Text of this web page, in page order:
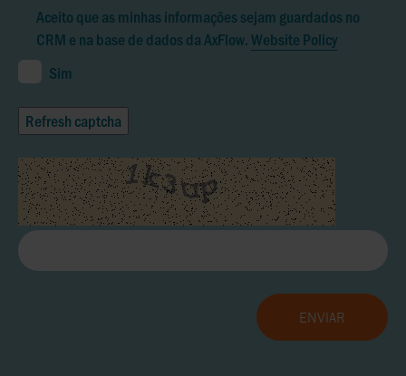
Aceito que as minhas informações sejam guardados no
CRM e na base de dados da AxFlow.Website Policy
Sim
Refresh captcha